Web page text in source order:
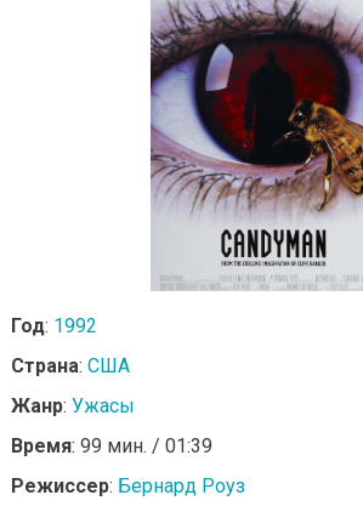
Год: 1992
Страна: США
Жанр: Ужасы
Время: 99 мин. / 01:39
Режиссер: Бернард Роуз